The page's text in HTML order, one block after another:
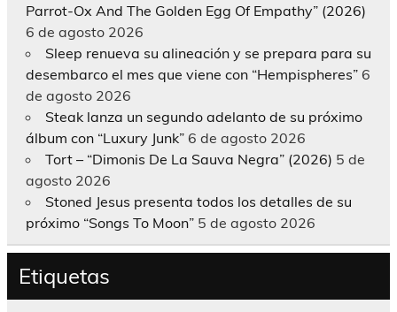
Parrot-Ox And The Golden Egg Of Empathy” (2026)
6 de agosto 2026
Sleep renueva su alineación y se prepara para su
desembarco el mes que viene con “Hempispheres” 6
de agosto 2026
Steak lanza un segundo adelanto de su próximo
álbum con “Luxury Junk” 6 de agosto 2026
Tort – “Dimonis De La Sauva Negra” (2026) 5 de
agosto 2026
Stoned Jesus presenta todos los detalles de su
próximo “Songs To Moon” 5 de agosto 2026
Etiquetas